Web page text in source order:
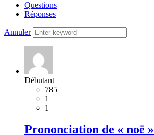
Questions
Réponses
Annuler
Débutant
785
1
1
Prononciation de « noë »